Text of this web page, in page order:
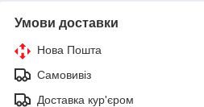
Умови доставки
Нова Пошта
Самовивіз
Доставка кур'єром